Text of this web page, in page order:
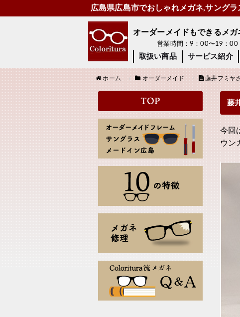
広島県広島市でおしゃれメガネ,サング
オーダーメイドもできるメ
営業時間：9：00〜19：
取扱い商品 サービス紹介
ホーム オーダーメイド 藤井フミヤ
藤
今回
ウン